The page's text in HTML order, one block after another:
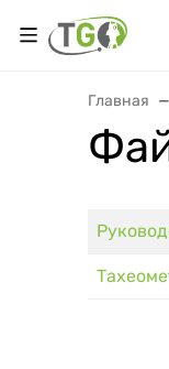
Главная